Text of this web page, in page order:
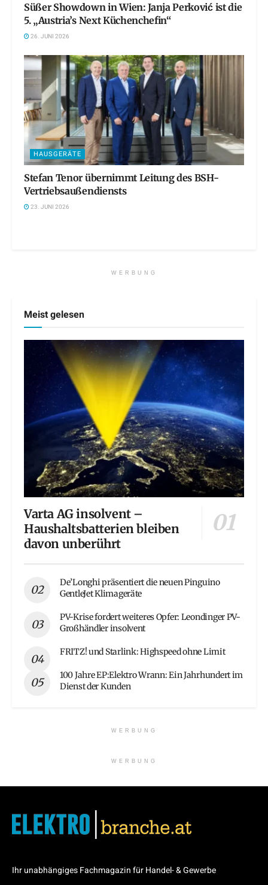
Süßer Showdown in Wien: Janja Perković ist die
5. „Austria’s Next Küchenchefin“
26. JUNI 2026
HAUSGERÄTE
Stefan Tenor übernimmt Leitung des BSH-
Vertriebsaußendiensts
23. JUNI 2026
WERBUNG
Meist gelesen
Varta AG insolvent –
Haushaltsbatterien bleiben
davon unberührt
De’Longhi präsentiert die neuen Pinguino
GentleJet Klimageräte
PV-Krise fordert weiteres Opfer: Leondinger PV-
Großhändler insolvent
FRITZ! und Starlink: Highspeed ohne Limit
100 Jahre EP:Elektro Wrann: Ein Jahrhundert im
Dienst der Kunden
WERBUNG
WERBUNG
Ihr unabhängiges Fachmagazin für Handel- & Gewerbe